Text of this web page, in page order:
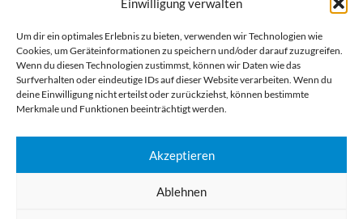
Einwilligung verwalten
Um dir ein optimales Erlebnis zu bieten, verwenden wir Technologien wie
Cookies, um Geräteinformationen zu speichern und/oder darauf zuzugreifen.
Wenn du diesen Technologien zustimmst, können wir Daten wie das
Surfverhalten oder eindeutige IDs auf dieser Website verarbeiten. Wenn du
deine Einwilligung nicht erteilst oder zurückziehst, können bestimmte
Merkmale und Funktionen beeinträchtigt werden.
Akzeptieren
Ablehnen
Digital Großformatdruck